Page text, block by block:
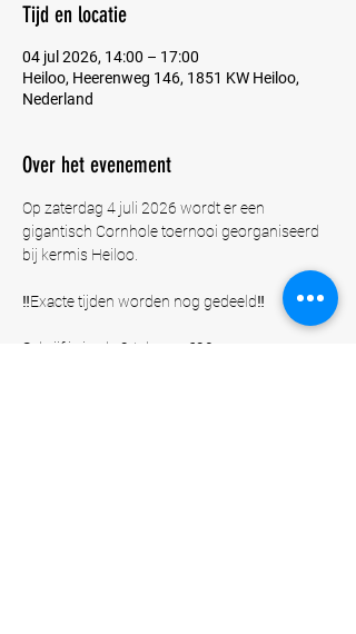
Tijd en locatie
04 jul 2026, 14:00 – 17:00
Heiloo, Heerenweg 146, 1851 KW Heiloo,
Nederland
Over het evenement
Op zaterdag 4 juli 2026 wordt er een
gigantisch Cornhole toernooi georganiseerd
bij kermis Heiloo.
‼️Exacte tijden worden nog gedeeld‼️
Schrijf je in als 2-tal voor €20.